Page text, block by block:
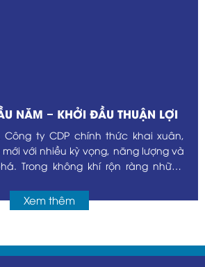
NĂM – KHỞI ĐẦU THUẬN LỢI
Công ty CDP chính thức khai xuân,
với nhiều kỳ vọng, năng lượng và
Trong không khí rộn ràng những
những lời chúc tốt đẹp và lì xì may
năm. Tiếng cười, những cái bắt
Xem thêm